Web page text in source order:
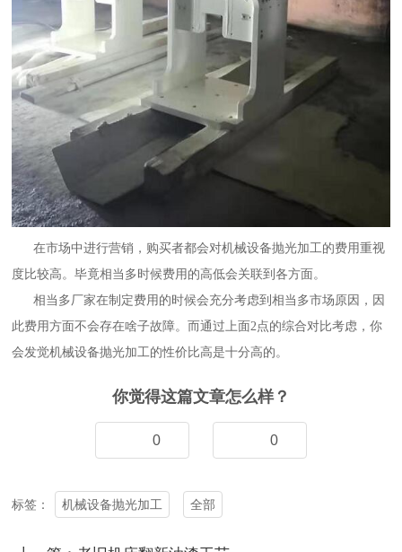
在市场中进行营销，购买者都会对机械设备抛光加工的费用重视
度比较高。毕竟相当多时候费用的高低会关联到各方面。
相当多厂家在制定费用的时候会充分考虑到相当多市场原因，因
此费用方面不会存在啥子故障。而通过上面2点的综合对比考虑，你
会发觉机械设备抛光加工的性价比高是十分高的。
你觉得这篇文章怎么样？
0 0
标签： 机械设备抛光加工 全部